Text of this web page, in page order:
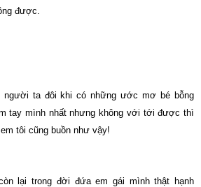
được.
người ta đôi khi có những ước mơ bé bỗng
tay mình nhất nhưng không với tới được thì
tôi cũng buồn như vậy!
lại trong đời đứa em gái mình thật hạnh